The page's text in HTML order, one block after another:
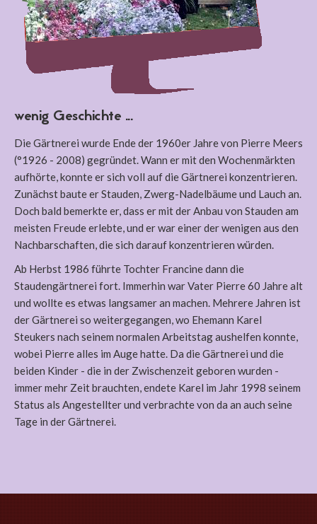
wenig Geschichte ...
Die Gärtnerei wurde Ende der 1960er Jahre von Pierre Meers
(°1926 - 2008) gegründet. Wann er mit den Wochenmärkten
aufhörte, konnte er sich voll auf die Gärtnerei konzentrieren.
Zunächst baute er Stauden, Zwerg-Nadelbäume und Lauch an.
Doch bald bemerkte er, dass er mit der Anbau von Stauden am
meisten Freude erlebte, und er war einer der wenigen aus den
Nachbarschaften, die sich darauf konzentrieren würden.
Ab Herbst 1986 führte Tochter Francine dann die
Staudengärtnerei fort. Immerhin war Vater Pierre 60 Jahre alt
und wollte es etwas langsamer an machen. Mehrere Jahren ist
der Gärtnerei so weitergegangen, wo Ehemann Karel
Steukers nach seinem normalen Arbeitstag aushelfen konnte,
wobei Pierre alles im Auge hatte. Da die Gärtnerei und die
beiden Kinder - die in der Zwischenzeit geboren wurden -
immer mehr Zeit brauchten, endete Karel im Jahr 1998 seinem
Status als Angestellter und verbrachte von da an auch seine
Tage in der Gärtnerei.